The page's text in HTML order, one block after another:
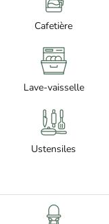
Cafetière
Lave-vaisselle
Ustensiles